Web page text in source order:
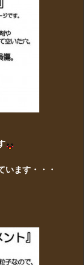
います・・・